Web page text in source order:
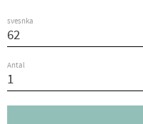
svesnka
Antal